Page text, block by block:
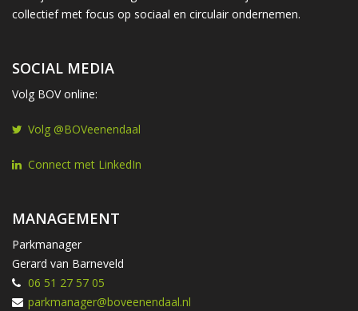
collectief met focus op sociaal en circulair ondernemen.
SOCIAL MEDIA
Volg BOV online:
Volg @BOVeenendaal
Connect met LinkedIn
MANAGEMENT
Parkmanager
Gerard van Barneveld
06 51 27 57 05
parkmanager@boveenendaal.nl